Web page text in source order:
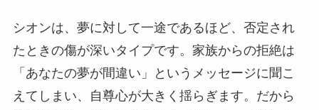
シオンは、夢に対して一途であるほど、否定され
たときの傷が深いタイプです。家族からの拒絶は
「あなたの夢が間違い」というメッセージに聞こ
えてしまい、自尊心が大きく揺らぎます。だから